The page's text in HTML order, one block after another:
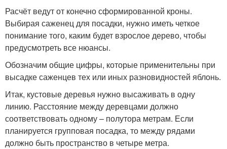
Расчёт ведут от конечно сформированной кроны.
Выбирая саженец для посадки, нужно иметь четкое
понимание того, каким будет взрослое дерево, чтобы
предусмотреть все нюансы.
Обозначим общие цифры, которые применительны при
высадке саженцев тех или иных разновидностей яблонь.
Итак, кустовые деревья нужно высаживать в одну
линию. Расстояние между деревцами должно
соответствовать одному – полутора метрам. Если
планируется групповая посадка, то между рядами
должно быть пространство в четыре метра.